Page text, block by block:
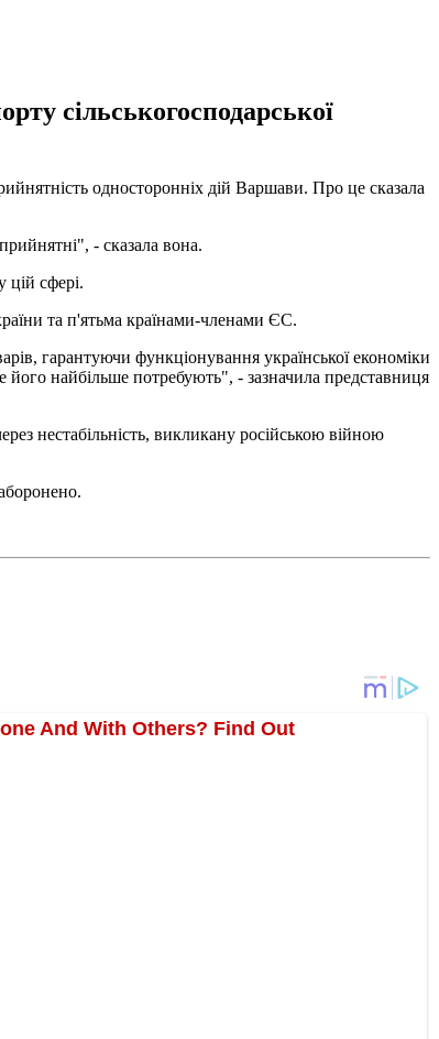
сільськогосподарської
односторонніх дій Варшави. Про це сказала
- сказала вона.
сфері.
та п'ятьма країнами-членами ЄС.
гарантуючи функціонування української економіки
найбільше потребують", - зазначила представниця
нестабільність, викликану російською війною